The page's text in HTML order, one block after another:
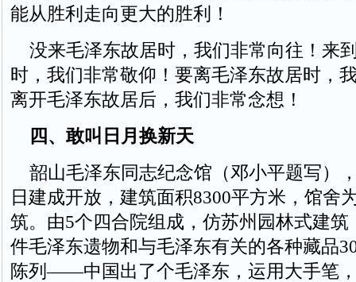
能从胜利走向更大的胜利！
没来毛泽东故居时，我们非常向往！来
时，我们非常敬仰！要离毛泽东故居时，
离开毛泽东故居后，我们非常念想！
四、敢叫日月换新天
韶山毛泽东同志纪念馆（邓小平题写）
日建成开放，建筑面积8300平方米，馆舍
筑。由5个四合院组成，仿苏州园林式建筑
件毛泽东遗物和与毛泽东有关的各种藏品
陈列——中国出了个毛泽东，运用大手笔